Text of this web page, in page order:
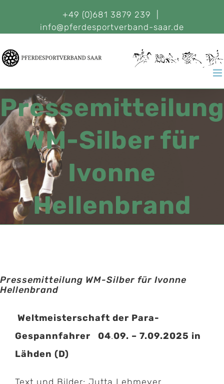
+49 (0)681 3879 239
info@pferdesportverband-saar.de
Pressemitteilung
WM-Silber für
Ivonne
Hellenbrand
Pressemitteilung WM-Silber für Ivonne
Hellenbrand
Weltmeisterschaft der Para-
Gespannfahrer 04.09. – 7.09.2025 in
Lähden (D)